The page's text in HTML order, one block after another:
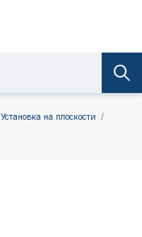
Установка на плоскости